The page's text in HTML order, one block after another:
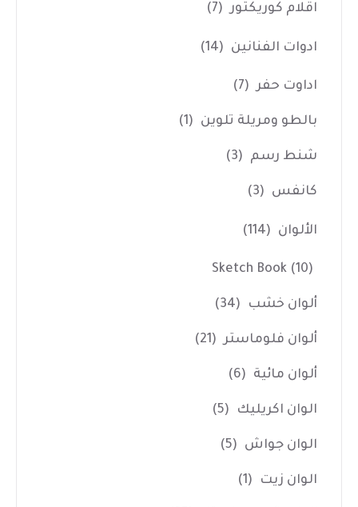
اقلام كوريكتور (7)
ادوات الفنانين (14)
اداوت حفر (7)
بالطو ومريلة تلوين (1)
شنط رسم (3)
كانفس (3)
الألوان (114)
Sketch Book (10)
ألوان خشب (34)
ألوان فلوماستر (21)
ألوان مائية (6)
الوان اكريليك (5)
الوان جواش (5)
الوان زيت (1)